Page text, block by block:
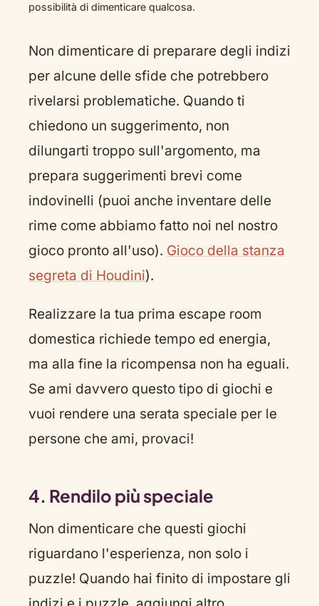
possibilità di dimenticare qualcosa.
Non dimenticare di preparare degli indizi
per alcune delle sfide che potrebbero
rivelarsi problematiche. Quando ti
chiedono un suggerimento, non
dilungarti troppo sull'argomento, ma
prepara suggerimenti brevi come
indovinelli (puoi anche inventare delle
rime come abbiamo fatto noi nel nostro
gioco pronto all'uso). Gioco della stanza
segreta di Houdini).
Realizzare la tua prima escape room
domestica richiede tempo ed energia,
ma alla fine la ricompensa non ha eguali.
Se ami davvero questo tipo di giochi e
vuoi rendere una serata speciale per le
persone che ami, provaci!
4. Rendilo più speciale
Non dimenticare che questi giochi
riguardano l'esperienza, non solo i
puzzle! Quando hai finito di impostare gli